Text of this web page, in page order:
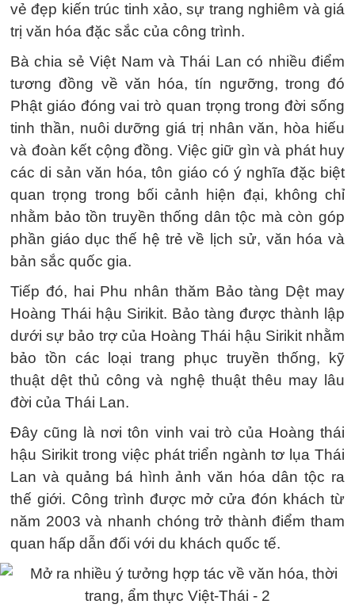
vẻ đẹp kiến trúc tinh xảo, sự trang nghiêm và giá
trị văn hóa đặc sắc của công trình.
Bà chia sẻ Việt Nam và Thái Lan có nhiều điểm
tương đồng về văn hóa, tín ngưỡng, trong đó
Phật giáo đóng vai trò quan trọng trong đời sống
tinh thần, nuôi dưỡng giá trị nhân văn, hòa hiếu
và đoàn kết cộng đồng. Việc giữ gìn và phát huy
các di sản văn hóa, tôn giáo có ý nghĩa đặc biệt
quan trọng trong bối cảnh hiện đại, không chỉ
nhằm bảo tồn truyền thống dân tộc mà còn góp
phần giáo dục thế hệ trẻ về lịch sử, văn hóa và
bản sắc quốc gia.
Tiếp đó, hai Phu nhân thăm Bảo tàng Dệt may
Hoàng Thái hậu Sirikit. Bảo tàng được thành lập
dưới sự bảo trợ của Hoàng Thái hậu Sirikit nhằm
bảo tồn các loại trang phục truyền thống, kỹ
thuật dệt thủ công và nghệ thuật thêu may lâu
đời của Thái Lan.
Đây cũng là nơi tôn vinh vai trò của Hoàng thái
hậu Sirikit trong việc phát triển ngành tơ lụa Thái
Lan và quảng bá hình ảnh văn hóa dân tộc ra
thế giới. Công trình được mở cửa đón khách từ
năm 2003 và nhanh chóng trở thành điểm tham
quan hấp dẫn đối với du khách quốc tế.